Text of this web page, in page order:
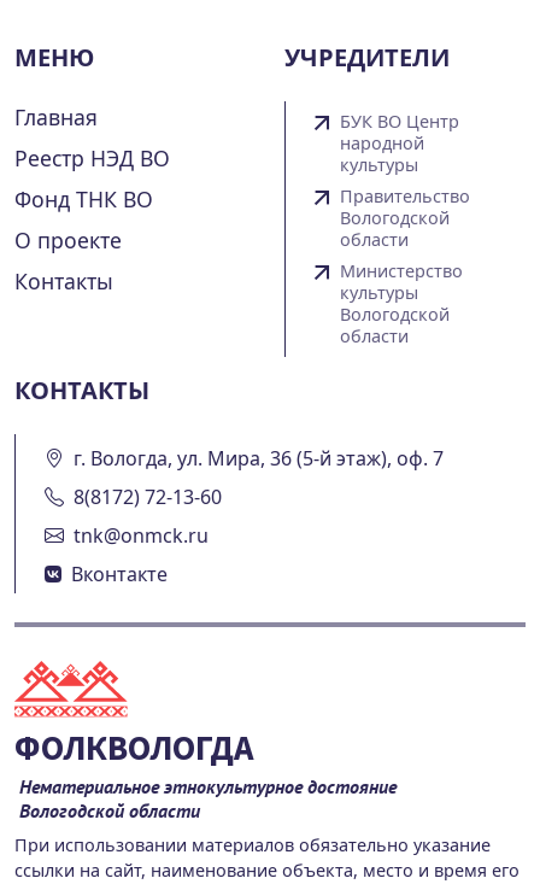
МЕНЮ
Главная
Реестр НЭД ВО
Фонд ТНК ВО
О проекте
Контакты
УЧРЕДИТЕЛИ
БУК ВО Центр
народной
культуры
Правительство
Вологодской
области
Министерство
культуры
Вологодской
области
КОНТАКТЫ
г. Вологда, ул. Мира, 36 (5-й этаж), оф. 7
8(8172) 72-13-60
tnk@onmck.ru
Вконтакте
ФОЛКВОЛОГДА
Нематериальное этнокультурное достояние
Вологодской области
При использовании материалов обязательно указание
ссылки на сайт, наименование объекта, место и время его